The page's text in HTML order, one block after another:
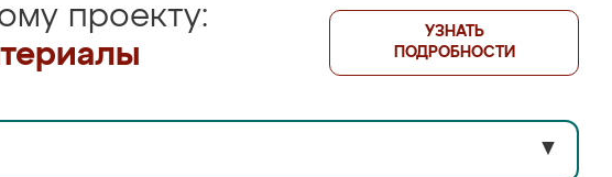
проекту:
УЗНАТЬ
ПОДРОБНОСТИ
▼